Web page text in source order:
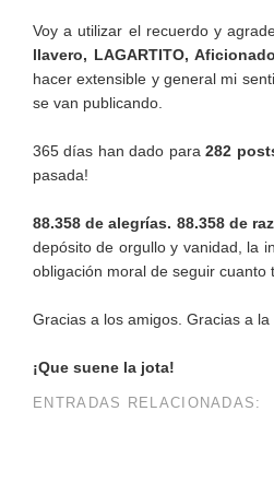
Voy a utilizar el recuerdo y
llavero, LAGARTITO,
hacer extensible y general mi
se van publicando.
365 días han dado para282
pasada!
88.358 de alegrías. 88.358 de
depósito de orgullo y vanidad, la
obligación moral de seguir cuanto
Gracias a los amigos. Gracias a
¡Que suene la jota!
ENTRADAS RELACIONADAS: